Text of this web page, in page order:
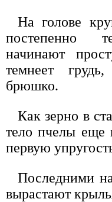
На голове
постепенно
начинают
темнеет
брюшко.
Как зерно в
тело пчелы еще
первую
Последними
вырастают